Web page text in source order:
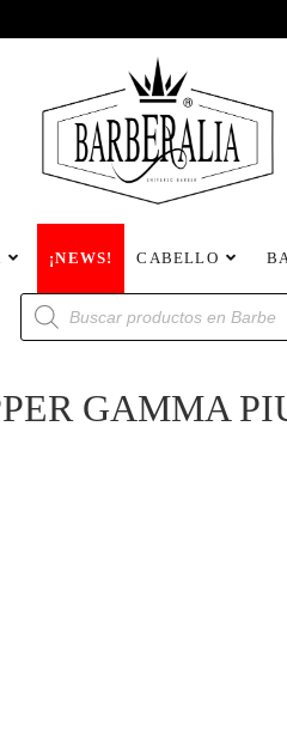
¡NEWS! CABELLO
GAMMA